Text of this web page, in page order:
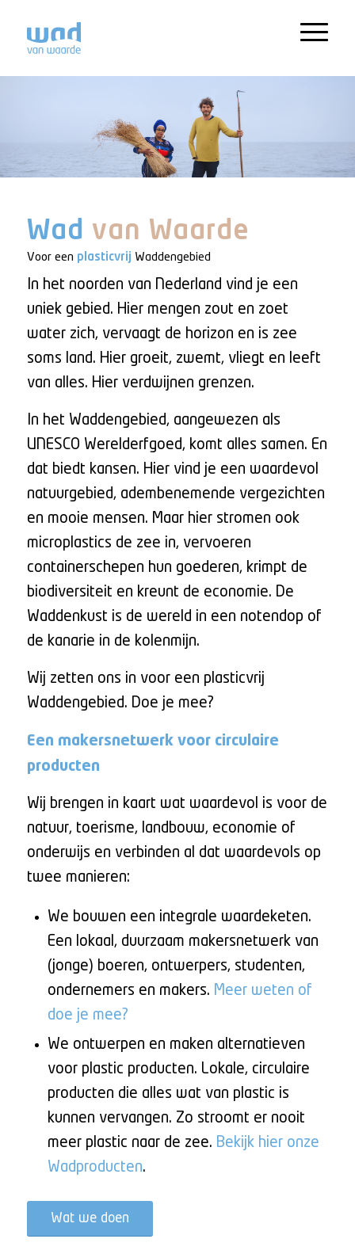
Wad van Waarde
Voor een plasticvrij Waddengebied
In het noorden van Nederland vind je een
uniek gebied. Hier mengen zout en zoet
water zich, vervaagt de horizon en is zee
soms land. Hier groeit, zwemt, vliegt en leeft
van alles. Hier verdwijnen grenzen.
In het Waddengebied, aangewezen als
UNESCO Werelderfgoed, komt alles samen. En
dat biedt kansen. Hier vind je een waardevol
natuurgebied, adembenemende vergezichten
en mooie mensen. Maar hier stromen ook
microplastics de zee in, vervoeren
containerschepen hun goederen, krimpt de
biodiversiteit en kreunt de economie. De
Waddenkust is de wereld in een notendop of
de kanarie in de kolenmijn.
Wij zetten ons in voor een plasticvrij
Waddengebied. Doe je mee?
Een makersnetwerk voor circulaire
producten
Wij brengen in kaart wat waardevol is voor de
natuur, toerisme, landbouw, economie of
onderwijs en verbinden al dat waardevols op
twee manieren:
We bouwen een integrale waardeketen.
Een lokaal, duurzaam makersnetwerk van
(jonge) boeren, ontwerpers, studenten,
ondernemers en makers. Meer weten of
doe je mee?
We ontwerpen en maken alternatieven
voor plastic producten. Lokale, circulaire
producten die alles wat van plastic is
kunnen vervangen. Zo stroomt er nooit
meer plastic naar de zee. Bekijk hier onze
Wadproducten.
Wat we doen